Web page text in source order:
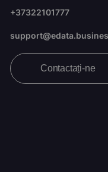
+37322101777
Contactați-ne